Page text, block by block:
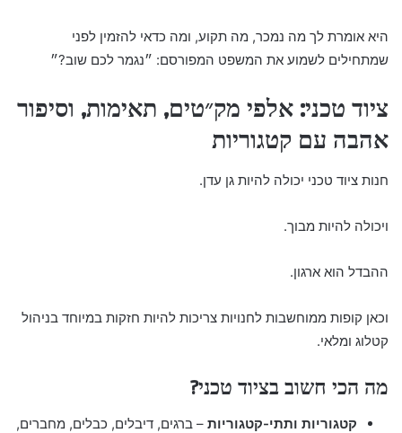
היא אומרת לך מה נמכר, מה תקוע, ומה כדאי להזמין לפני
שמתחילים לשמוע את המשפט המפורסם: ״נגמר לכם שוב?״
ציוד טכני: אלפי מק״טים, תאימות, וסיפור
אהבה עם קטגוריות
חנות ציוד טכני יכולה להיות גן עדן.
ויכולה להיות מבוך.
ההבדל הוא ארגון.
וכאן קופות ממוחשבות לחנויות צריכות להיות חזקות במיוחד בניהול
קטלוג ומלאי.
מה הכי חשוב בציוד טכני?
קטגוריות ותתי-קטגוריות – ברגים, דיבלים, כבלים, מחברים,